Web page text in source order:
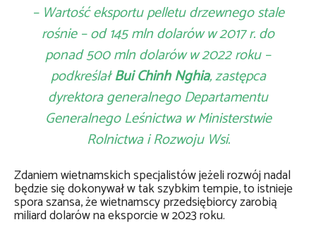
– Wartość eksportu pelletu drzewnego stale
rośnie – od 145 mln dolarów w 2017 r. do
ponad 500 mln dolarów w 2022 roku –
podkreślałBui Chinh Nghia, zastępca
dyrektora generalnego Departamentu
Generalnego Leśnictwa w Ministerstwie
Rolnictwa i Rozwoju Wsi.
Zdaniem wietnamskich specjalistów jeżeli rozwój nadal
będzie się dokonywał w tak szybkim tempie, to istnieje
spora szansa, że wietnamscy przedsiębiorcy zarobią
miliard dolarów na eksporcie w 2023 roku.